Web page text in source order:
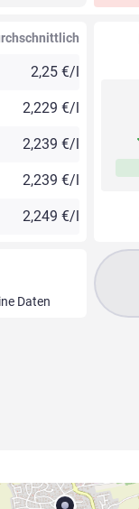
2,25 €/l
2,229 €/l
2,239 €/l
2,239 €/l
2,249 €/l
Daten